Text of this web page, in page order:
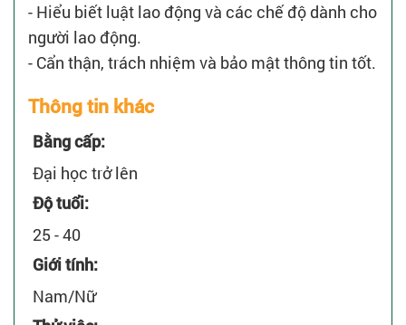
- Hiểu biết luật lao động và các chế độ dành cho
người lao động.
- Cẩn thận, trách nhiệm và bảo mật thông tin tốt.
Thông tin khác
Bằng cấp:
Đại học trở lên
Độ tuổi:
25 - 40
Giới tính:
Nam/Nữ